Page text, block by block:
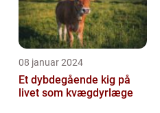
08 januar 2024
Et dybdegående kig på
livet som kvægdyrlæge